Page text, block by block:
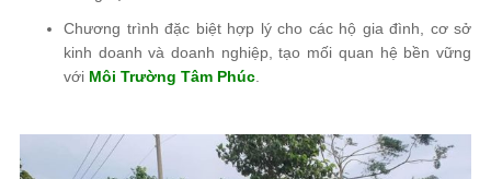
Chương trình đặc biệt hợp lý cho các hộ gia đình, cơ sở
kinh doanh và doanh nghiệp, tạo mối quan hệ bền vững
với Môi Trường Tâm Phúc